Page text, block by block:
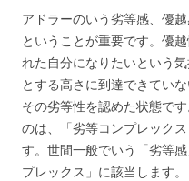
アドラーのいう劣等感、優
ということが重要です。優
れた自分になりたいという
とする高さに到達できてい
その劣等性を認めた状態で
のは、「劣等コンプレック
す。世間一般でいう「劣等
プレックス」に該当します。